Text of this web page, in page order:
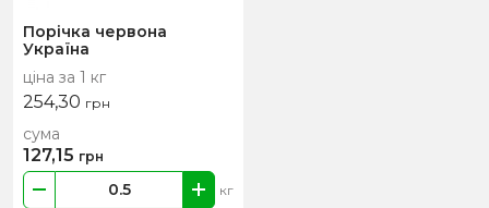
Порічка червона
Україна
ціна за 1 кг
254,30 грн
кг
сума
127,15 грн